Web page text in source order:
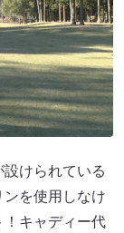
けられている
を使用しなけ
！キャディー代